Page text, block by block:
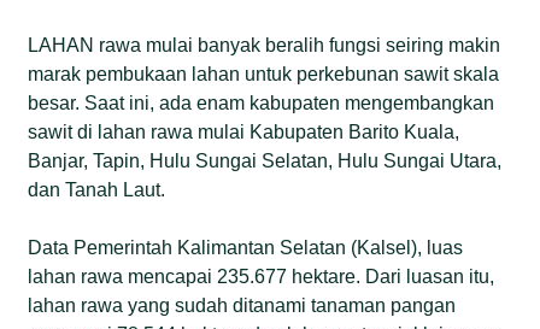
LAHAN rawa mulai banyak beralih fungsi seiring makin
marak pembukaan lahan untuk perkebunan sawit skala
besar. Saat ini, ada enam kabupaten mengembangkan
sawit di lahan rawa mulai Kabupaten Barito Kuala,
Banjar, Tapin, Hulu Sungai Selatan, Hulu Sungai Utara,
dan Tanah Laut.
Data Pemerintah Kalimantan Selatan (Kalsel), luas
lahan rawa mencapai 235.677 hektare. Dari luasan itu,
lahan rawa yang sudah ditanami tanaman pangan